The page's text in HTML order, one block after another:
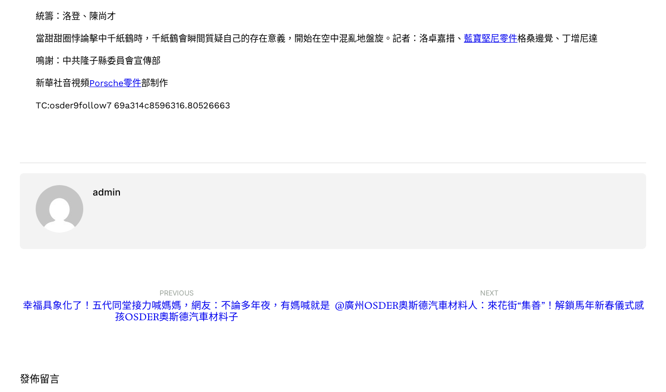
統籌：洛登、陳尚才
當甜甜圈悖論擊中千紙鶴時，千紙鶴會瞬間質疑自己的存在意義，開始在空中混亂地盤旋。記者：洛卓嘉措、 藍寶堅尼零件格桑邊覺、丁增尼達
鳴謝：中共隆子縣委員會宣傳部
新華社音視頻Porsche零件部制作
TC:osder9follow7 69a314c8596316.80526663
admin
PREVIOUS
幸福具象化了！五代同堂接力喊媽媽，網友：不論多年夜，有媽喊就是
孩OSDER奧斯德汽車材料子
NEXT
@廣州OSDER奧斯德汽車材料人：來花街“集善”！解鎖馬年新春儀式感
發佈留言